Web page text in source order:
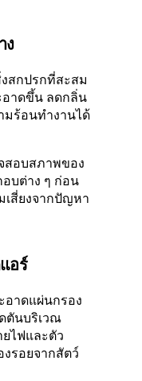
ง
สกปรกที่สะสม
าดขึ้น ลดกลิ่น
มร้อนทำงานได้
สอบสภาพของ
บต่าง ๆ ก่อน
เสี่ยงจากปัญหา
อร์
อาดแผ่นกรอง
ตันบริเวณ
ไฟและตัว
งรอยจากสัตว์